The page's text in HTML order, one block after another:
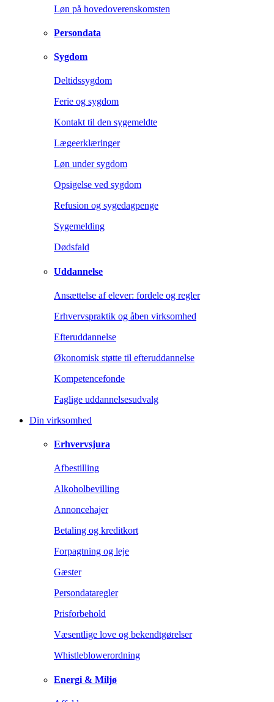
Løn på hovedoverenskomsten
Persondata
Sygdom
Deltidssygdom
Ferie og sygdom
Kontakt til den sygemeldte
Lægeerklæringer
Løn under sygdom
Opsigelse ved sygdom
Refusion og sygedagpenge
Sygemelding
Dødsfald
Uddannelse
Ansættelse af elever: fordele og regler
Erhvervspraktik og åben virksomhed
Efteruddannelse
Økonomisk støtte til efteruddannelse
Kompetencefonde
Faglige uddannelsesudvalg
Din virksomhed
Erhvervsjura
Afbestilling
Alkoholbevilling
Annoncehajer
Betaling og kreditkort
Forpagtning og leje
Gæster
Persondataregler
Prisforbehold
Væsentlige love og bekendtgørelser
Whistleblowerordning
Energi & Miljø